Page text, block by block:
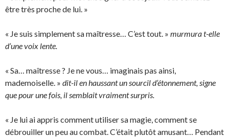
être très proche de lui. »
« Je suis simplement sa maîtresse… C’est tout. » murmura t-elle
d’une voix lente.
« Sa… maîtresse ? Je ne vous… imaginais pas ainsi,
mademoiselle. » dit-il en haussant un sourcil d’étonnement, signe
que pour une fois, il semblait vraiment surpris.
« Je lui ai appris comment utiliser sa magie, comment se
débrouiller un peu au combat. C’était plutôt amusant… Pendant